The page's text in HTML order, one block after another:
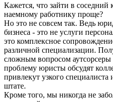
Кажется, что зайти в соседний
наемному работнику проще?
Но это не совсем так. Ведь
бизнеса - это не услуги
это комплексное
различной специализации.
сложным вопросом
проблему юристы обсудят
привлекут узкого
штате.
Кроме того, мы никогда не